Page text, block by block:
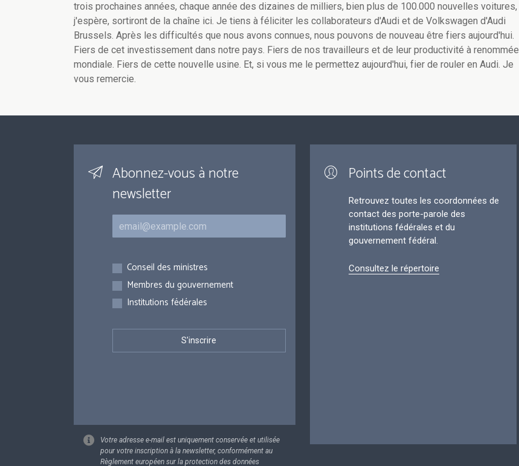
trois prochaines années, chaque année des dizaines de milliers, bien plus de 100.000 nouvelles voitures,
j'espère, sortiront de la chaîne ici. Je tiens à féliciter les collaborateurs d'Audi et de Volkswagen d'Audi
Brussels. Après les difficultés que nous avons connues, nous pouvons de nouveau être fiers aujourd'hui.
Fiers de cet investissement dans notre pays. Fiers de nos travailleurs et de leur productivité à renommée
mondiale. Fiers de cette nouvelle usine. Et, si vous me le permettez aujourd'hui, fier de rouler en Audi. Je
vous remercie.
Abonnez-vous à notre
newsletter
Courriel
Inscriptions
Conseil des ministres
Membres du gouvernement
Institutions fédérales
Votre adresse e-mail est uniquement conservée et utilisée
pour votre inscription à la newsletter, conformément au
Règlement européen sur la protection des données
Points de contact
Retrouvez toutes les coordonnées de
contact des porte-parole des
institutions fédérales et du
gouvernement fédéral.
Consultez le répertoire